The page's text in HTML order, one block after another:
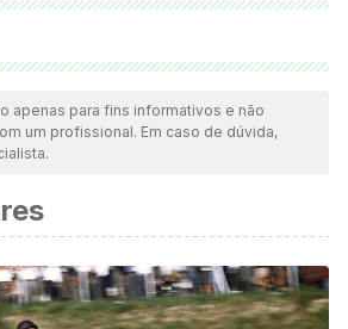
foram minuciosamente revisadas por
sua qualidade, confiabilidade,
A bibliografia deste artigo foi
E., Perea, J. M., Bermejo, L. M.,
Sobaler, A. M., & Ortega, R. M.
y su relación con los
apenas para fins informativos e não
um profissional. Em caso de dúvida,